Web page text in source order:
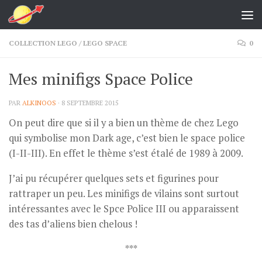
Skip to content
COLLECTION LEGO /LEGO SPACE 0
Mes minifigs Space Police
PAR ALKINOOS · 8 SEPTEMBRE 2015
On peut dire que si il y a bien un thème de chez Lego
qui symbolise mon Dark age, c’est bien le space police
(I-II-III). En effet le thème s’est étalé de 1989 à 2009.
J’ai pu récupérer quelques sets et figurines pour
rattraper un peu. Les minifigs de vilains sont surtout
intéressantes avec le Spce Police III ou apparaissent
des tas d’aliens bien chelous !
***